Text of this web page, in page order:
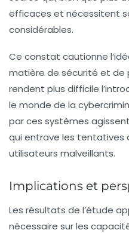
efficaces et nécessitent
considérables.
Ce constat cautionne
matière de sécurité et de
rendent plus difficile
le monde de la
par ces systèmes
qui entrave les tentatives
utilisateurs malveillants.
Implications et
Les résultats de l’étude
nécessaire sur les